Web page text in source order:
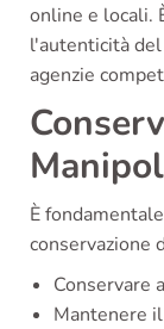
online e locali.
l'autenticità
agenzie
È
conservazione
Conservare
Mantenere